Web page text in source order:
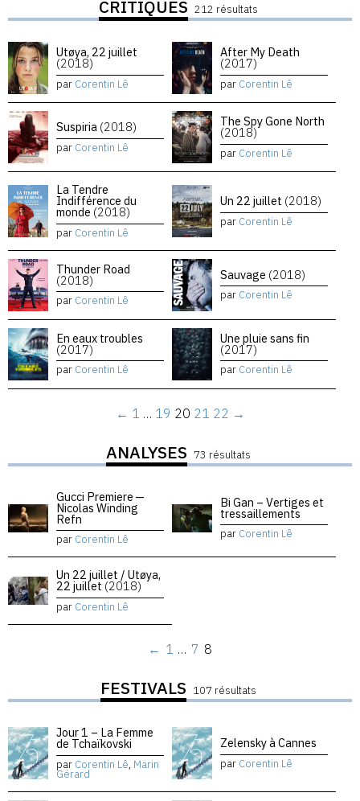
CRITIQUES 212 résultats
Utøya, 22 juillet
(2018)
par Corentin Lê
After My Death
(2017)
par Corentin Lê
Suspiria (2018)
par Corentin Lê
The Spy Gone North
(2018)
par Corentin Lê
La Tendre
Indifférence du
monde (2018)
par Corentin Lê
Un 22 juillet (2018)
par Corentin Lê
Thunder Road
(2018)
par Corentin Lê
Sauvage (2018)
par Corentin Lê
En eaux troubles
(2017)
par Corentin Lê
Une pluie sans fin
(2017)
par Corentin Lê
← 1 … 19 20 21 22 →
ANALYSES 73 résultats
Gucci Premiere —
Nicolas Winding
Refn
par Corentin Lê
Bi Gan – Vertiges et
tressaillements
par Corentin Lê
Un 22 juillet / Utøya,
22 juillet (2018)
par Corentin Lê
← 1 … 7 8
FESTIVALS 107 résultats
Jour 1 – La Femme
de Tchaïkovski
par Corentin Lê, Marin
Gérard
Zelensky à Cannes
par Corentin Lê